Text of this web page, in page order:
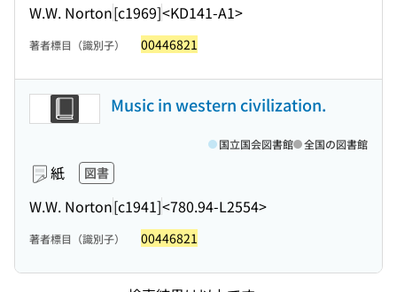
W.W. Norton[c1969]<KD141-A1>
著者標目（識別子） 00446821
Music in western civilization.
紙 図書
W.W. Norton[c1941]<780.94-L2554>
国立国会図書館 全国の図書館
著者標目（識別子） 00446821